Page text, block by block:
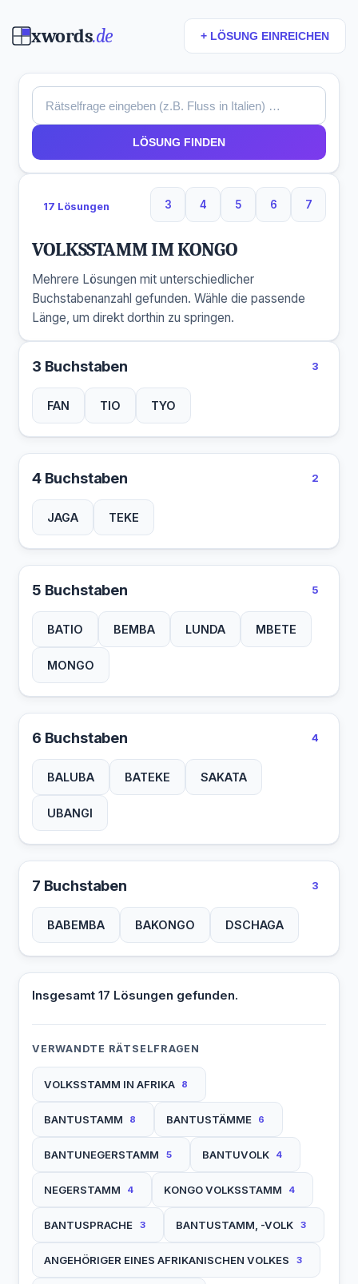
xwords.de + LÖSUNG EINREICHEN
LÖSUNG FINDEN
17 Lösungen 3
3 Buchstaben
4
4 Buchstaben
5
5 Buchstaben
6
6 Buchstaben
7
7
VOLKSSTAMM IM KONGO
Mehrere Lösungen mit unterschiedlicher
Buchstabenanzahl gefunden. Wähle die passende
Länge, um direkt dorthin zu springen.
3 Buchstaben 3
FAN TIO TYO
4 Buchstaben 2
JAGA TEKE
5 Buchstaben 5
BATIO BEMBA LUNDA MBETE
MONGO
6 Buchstaben 4
BALUBA BATEKE SAKATA
UBANGI
7 Buchstaben 3
BABEMBA BAKONGO DSCHAGA
Insgesamt 17 Lösungen gefunden.
VERWANDTE RÄTSELFRAGEN
VOLKSSTAMM IN AFRIKA 8
BANTUSTAMM 8 BANTUSTÄMME 6
BANTUNEGERSTAMM 5 BANTUVOLK 4
NEGERSTAMM 4 KONGO VOLKSSTAMM 4
BANTUSPRACHE 3 BANTUSTAMM, -VOLK 3
ANGEHÖRIGER EINES AFRIKANISCHEN VOLKES 3